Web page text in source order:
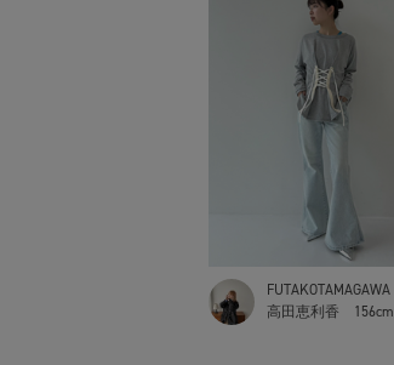
FUTAKOTAMAGAWA
高田恵利香
156cm